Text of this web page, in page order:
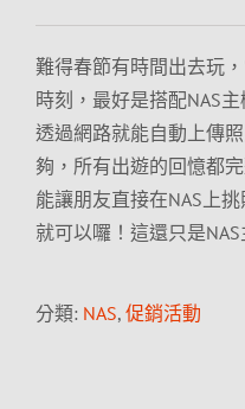
難得春節有時間出去玩
時刻，最好是搭配NAS
透過網路就能自動上傳
夠，所有出遊的回憶都
能讓朋友直接在NAS上
就可以囉！這還只是
分類: NAS, 促銷活動